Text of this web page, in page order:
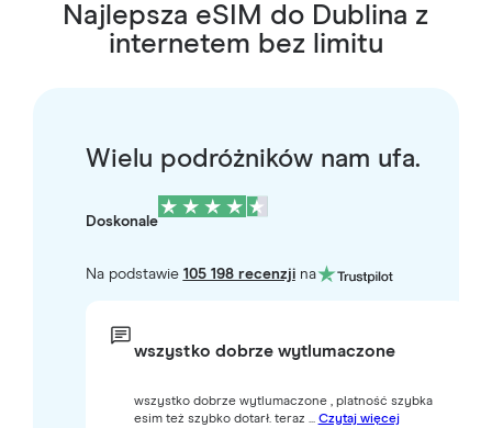
Najlepsza eSIM do Dublina z
internetem bez limitu
Wielu podróżników nam ufa.
Doskonale
Na podstawie 105 198 recenzjina
wszystko dobrze wytlumaczone
wszystko dobrze wytlumaczone , platność szybka
esim też szybko dotarł. teraz ... Czytaj więcej